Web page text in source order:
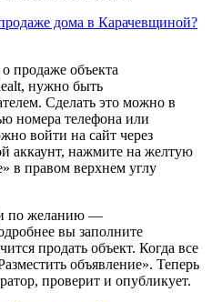
дома в Карачевщиной?
продаже объекта
нужно быть
Сделать это можно в
номера телефона или
войти на сайт через
аккаунт, нажмите на желтую
в правом верхнем углу
по желанию —
вы заполните
продать объект. Когда все
объявление». Теперь
проверит и опубликует.